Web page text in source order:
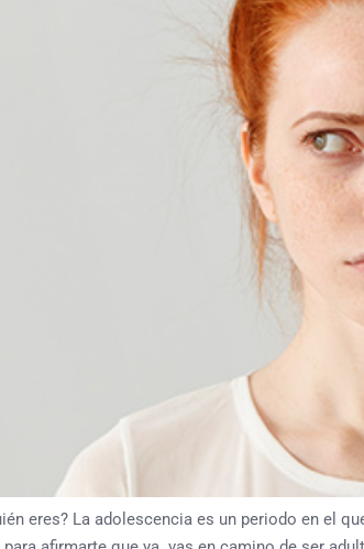
eres? La adolescencia es un periodo en el